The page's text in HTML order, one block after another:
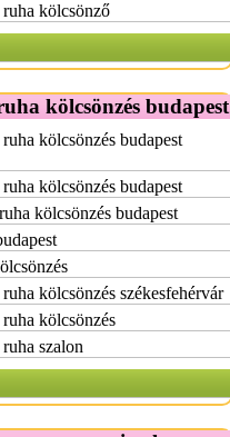
kölcsönző
kölcsönzés budapest
kölcsönzés budapest
kölcsönzés budapest
kölcsönzés budapest
kölcsönzés székesfehérvár
kölcsönzés
szalon